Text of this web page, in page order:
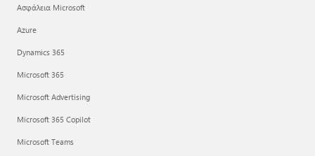
Ασφάλεια Microsoft
Azure
Dynamics 365
Microsoft 365
Microsoft Advertising
Microsoft 365 Copilot
Microsoft Teams